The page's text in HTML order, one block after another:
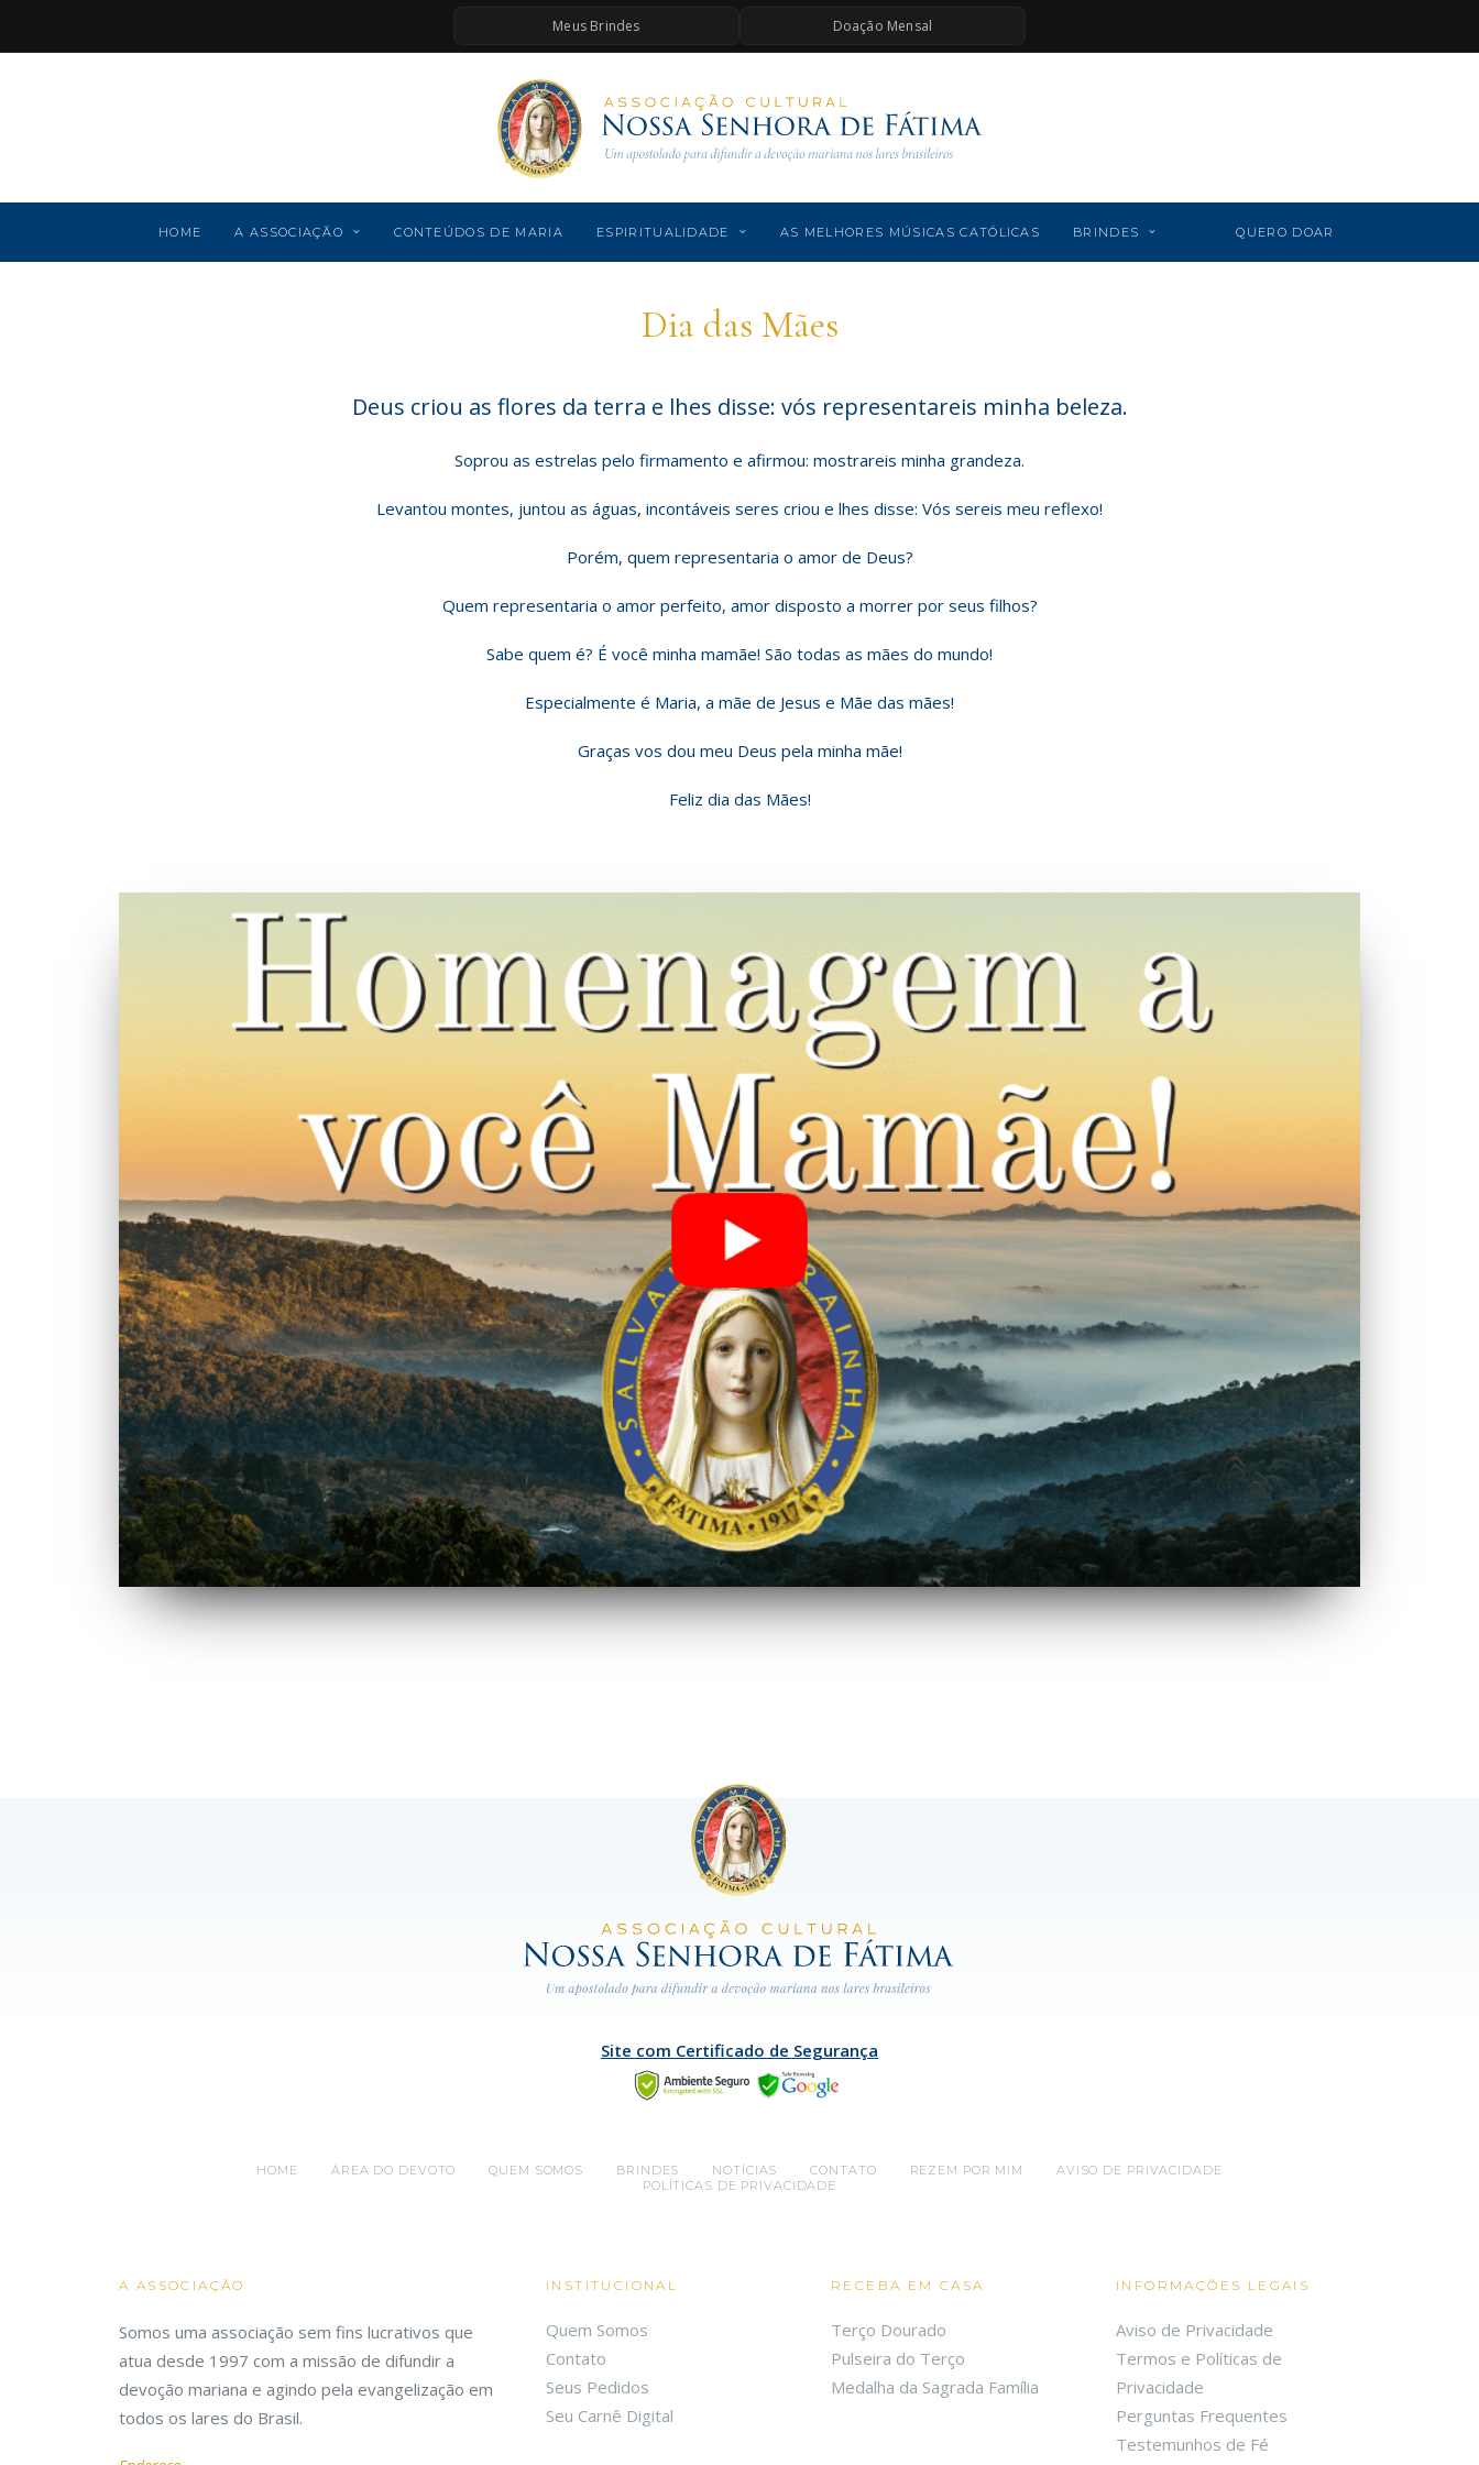
Meus Brindes Doação Mensal
HOME A ASSOCIAÇÃO CONTEÚDOS DE MARIA ESPIRITUALIDADE AS MELHORES MÚSICAS CATÓLICAS BRINDES QUERO DOAR
Dia das Mães
Deus criou as flores da terra e lhes disse: vós representareis minha beleza.
Soprou as estrelas pelo firmamento e afirmou: mostrareis minha grandeza.
Levantou montes, juntou as águas, incontáveis seres criou e lhes disse: Vós sereis meu reflexo!
Porém, quem representaria o amor de Deus?
Quem representaria o amor perfeito, amor disposto a morrer por seus filhos?
Sabe quem é? É você minha mamãe! São todas as mães do mundo!
Especialmente é Maria, a mãe de Jesus e Mãe das mães!
Graças vos dou meu Deus pela minha mãe!
Feliz dia das Mães!
Site com Certificado de Segurança
HOME ÁREA DO DEVOTO QUEM SOMOS BRINDES NOTÍCIAS CONTATO REZEM POR MIM
AVISO DE PRIVACIDADE
POLÍTICAS DE PRIVACIDADE
A ASSOCIAÇÃO
Somos uma associação sem fins lucrativos que
atua desde 1997 com a missão de difundir a
devoção mariana e agindo pela evangelização em
todos os lares do Brasil.
INSTITUCIONAL
Quem Somos
Contato
Seus Pedidos
Seu Carnê Digital
RECEBA EM CASA
Terço Dourado
Pulseira do Terço
Medalha da Sagrada Família
INFORMAÇÕES LEGAIS
Aviso de Privacidade
Termos e Políticas de
Privacidade
Perguntas Frequentes
Testemunhos de Fé